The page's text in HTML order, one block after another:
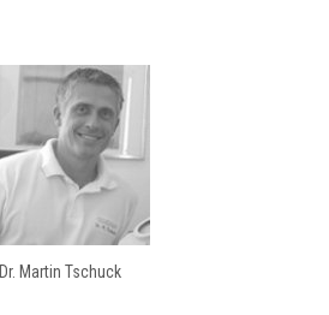
Dr. Martin Tschuck